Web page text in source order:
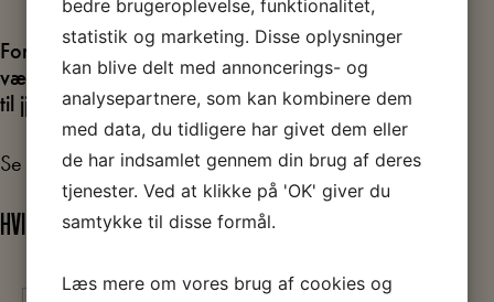
For at deltage i årets konkurrence skal afhandlingen
være indsendt af forfatteren eller en anden person
til jjo@arbejdermuseet.dkinden 1. juni samme år.
Se hvem der tidligere har vundet prisen: SFAH.dk
HVIS DU SYNES, EMNET ER SPÆNDENDE
bedre brugeroplevelse, funktionalitet,
statistik og marketing. Disse oplysninger
kan blive delt med annoncerings- og
analysepartnere, som kan kombinere dem
med data, du tidligere har givet dem eller
de har indsamlet gennem din brug af deres
tjenester. Ved at klikke på 'OK' giver du
samtykke til disse formål.
Læs mere om vores brug af cookies og